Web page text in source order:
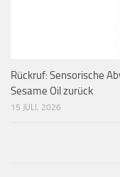
Rückruf: Sensorische
Sesame Oil zurück
15 JULI, 2026